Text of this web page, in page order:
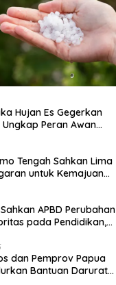
Hujan Es Gegerkan
Ungkap Peran Awan
Musim
Tengah Sahkan Lima
untuk Kemajuan
APBD Perubahan
pada Pendidikan,
dan Pemprov Papua
Bantuan Darurat